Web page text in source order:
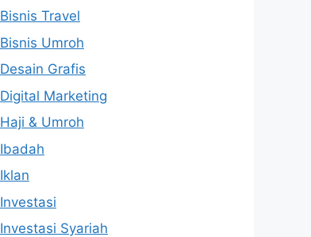
Bisnis Travel
Bisnis Umroh
Desain Grafis
Digital Marketing
Haji & Umroh
Ibadah
Iklan
Investasi
Investasi Syariah